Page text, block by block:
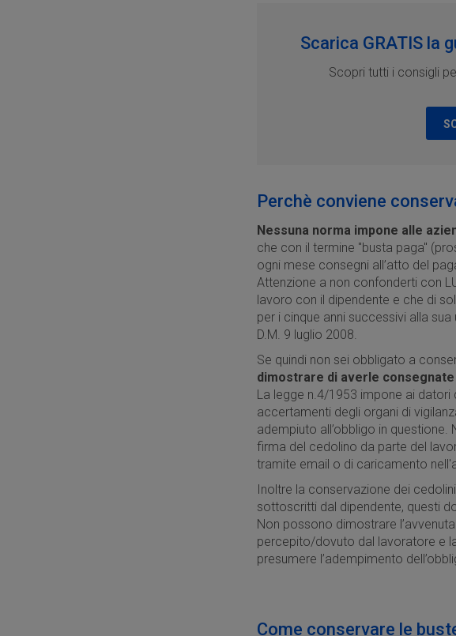
Scarica GRATIS la
Scopri tutti i consigli
Perchè conviene
Nessuna norma impone alle
che con il termine "busta paga"
ogni mese consegni all’atto del
Attenzione a non confonderti con
lavoro con il dipendente e che di
per i cinque anni successivi alla
D.M. 9 luglio 2008.
Se quindi non sei obbligato a
dimostrare di averle
La legge n.4/1953 impone ai datori
accertamenti degli organi di
adempiuto all’obbligo in
firma del cedolino da parte del
tramite email o di caricamento
Inoltre la conservazione dei
sottoscritti dal dipendente, questi
Non possono dimostrare
percepito/dovuto dal lavoratore e
presumere l’adempimento
Come conservare le